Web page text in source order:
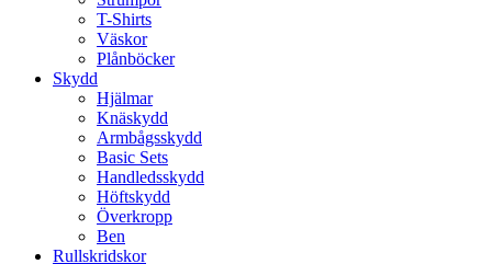
T-Shirts
Väskor
Plånböcker
Skydd
Hjälmar
Knäskydd
Armbågsskydd
Basic Sets
Handledsskydd
Höftskydd
Överkropp
Ben
Rullskridskor